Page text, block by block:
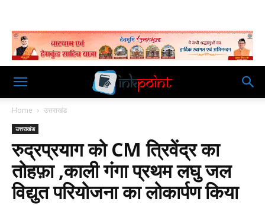
Home उत्तराखंड
उत्तराखंड
रुद्रप्रयाग को CM त्रिवेंद्र का
तोहफ़ा ,काली गंगा प्रथम लघु जल
विद्युत परियोजना का लोकार्पण किया